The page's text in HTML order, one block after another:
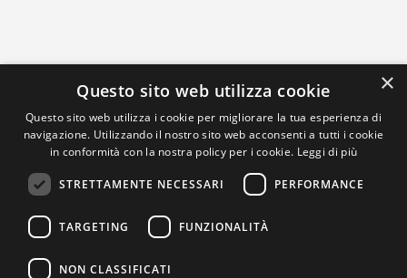
×
Questo sito web utilizza cookie
Questo sito web utilizza i cookie per migliorare la tua esperienza di
navigazione. Utilizzando il nostro sito web acconsenti a tutti i cookie
in conformità con la nostra policy per i cookie. Leggi di più
STRETTAMENTE NECESSARI PERFORMANCE
TARGETING FUNZIONALITÀ
NON CLASSIFICATI